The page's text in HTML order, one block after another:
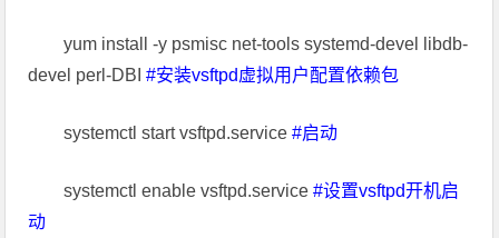
yum install -y psmisc net-tools systemd-devel libdb-
devel perl-DBI#安装vsftpd虚拟用户配置依赖包
systemctl start vsftpd.service#启动
systemctl enable vsftpd.service#设置vsftpd开机启
动